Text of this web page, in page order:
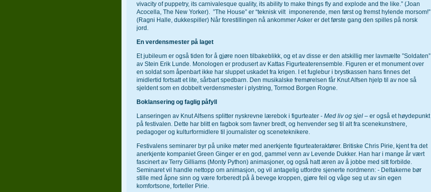
vivacity of puppetry, its carnivalesque quality, its ability to make things fly and explode and the like.” (Joan
Acocella, The New Yorker). ”The House” er “teknisk vilt imponerende, men først og fremst hylende morsom!”
(Ragni Halle, dukkespiller) Når forestillingen nå ankommer Asker er det første gang den spilles på norsk
jord.
En verdensmester på laget
Et jubileum er også tiden for å gjøre noen tilbakeblikk, og et av disse er den atskillig mer lavmælte ”Soldaten”
av Stein Erik Lunde. Monologen er produsert av Kattas Figurteaterensemble. Figuren er et monument over
en soldat som åpenbart ikke har sluppet uskadet fra krigen. I et fuglebur i brystkassen hans finnes det
imidlertid fortsatt et lite, sårbart spedbarn. Den musikalske fremørelsen får Knut Alfsen hjelp til av noe så
sjeldent som en dobbelt verdensmester i plystring, Tormod Borgen Rogne.
Boklansering og faglig påfyll
Lanseringen av Knut Alfsens splitter nyskrevne lærebok i figurteater - Med liv og sjel – er også et høydepunkt
på festivalen. Dette har blitt en fagbok som favner bredt, og henvender seg til alt fra scenekunstnere,
pedagoger og kulturformidlere til journalister og sceneteknikere.
Festivalens seminarer byr på unike møter med anerkjente figurteateraktører. Britiske Chris Pirie, kjent fra det
anerkjente kompaniet Green Ginger er en god, gammel venn av Levende Dukker. Han har i mange år vært
fascinert av Terry Gilliams (Monty Python) animasjoner, og også hatt æren av å jobbe med sitt forbilde.
Seminaret vil handle nettopp om animasjon, og vil antagelig utfordre sjenerte nordmenn: - Deltakerne bør
stille med åpne sinn og være forberedt på å bevege kroppen, gjøre feil og våge seg ut av sin egen
komfortsone, forteller Pirie.